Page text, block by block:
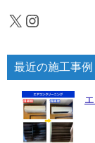
X Instagram
最近の施工事例